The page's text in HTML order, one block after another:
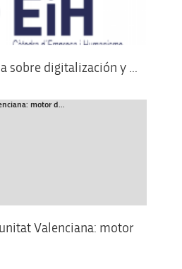
sobre digitalización y ...
motor d...
Valenciana: motor